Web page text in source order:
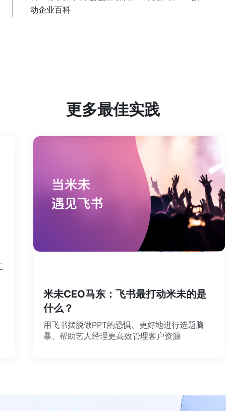
动企业百科
更多最佳实践
米未CEO马东：飞书最打动米未的是
什么？
用飞书摆脱做PPT的恐惧、更好地进行选题脑
暴、帮助艺人经理更高效管理客户资源